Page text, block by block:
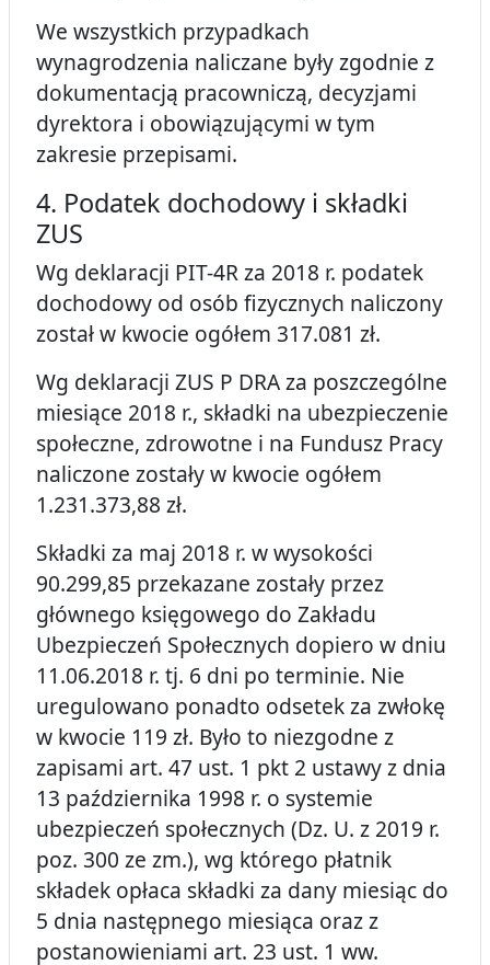
We wszystkich przypadkach
wynagrodzenia naliczane były zgodnie z
dokumentacją pracowniczą, decyzjami
dyrektora i obowiązującymi w tym
zakresie przepisami.
4. Podatek dochodowy i składki
ZUS
Wg deklaracji PIT-4R za 2018 r. podatek
dochodowy od osób fizycznych naliczony
został w kwocie ogółem 317.081 zł.
Wg deklaracji ZUS P DRA za poszczególne
miesiące 2018 r., składki na ubezpieczenie
społeczne, zdrowotne i na Fundusz Pracy
naliczone zostały w kwocie ogółem
1.231.373,88 zł.
Składki za maj 2018 r. w wysokości
90.299,85 przekazane zostały przez
głównego księgowego do Zakładu
Ubezpieczeń Społecznych dopiero w dniu
11.06.2018 r. tj. 6 dni po terminie. Nie
uregulowano ponadto odsetek za zwłokę
w kwocie 119 zł. Było to niezgodne z
zapisami art. 47 ust. 1 pkt 2 ustawy z dnia
13 października 1998 r. o systemie
ubezpieczeń społecznych (Dz. U. z 2019 r.
poz. 300 ze zm.), wg którego płatnik
składek opłaca składki za dany miesiąc do
5 dnia następnego miesiąca oraz z
postanowieniami art. 23 ust. 1 ww.